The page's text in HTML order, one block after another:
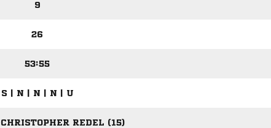
9
26
53:55
S | N | N | N | U
REDEL (15)